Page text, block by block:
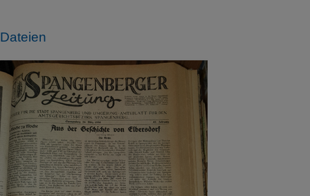
Dateien